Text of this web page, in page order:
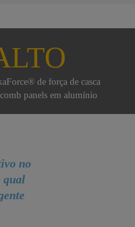
de força de casca
panels em alumínio
no
qual